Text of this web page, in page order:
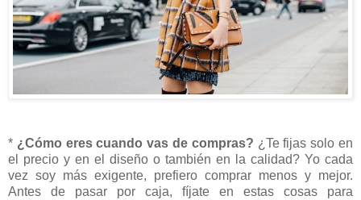
* ¿Cómo eres cuando vas de compras? ¿Te fijas solo en
el precio y en el diseño o también en la calidad? Yo cada
vez soy más exigente, prefiero comprar menos y mejor.
Antes de pasar por caja, fíjate en estas cosas para